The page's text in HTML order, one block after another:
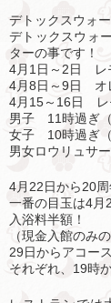
デトックスウォ
デトックスウォ
ターの事です！
4月1日～2日 レ
4月8日～9日 オ
4月15～16日 レ
男子 11時過ぎ
女子 10時過ぎ（
男女ロウリュサ
4月22日から20周
一番の目玉は4月
入浴料半額！
（現金入館のみ
29日からアコー
それぞれ、19時